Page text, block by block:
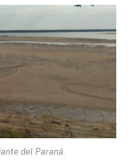
del Paraná.